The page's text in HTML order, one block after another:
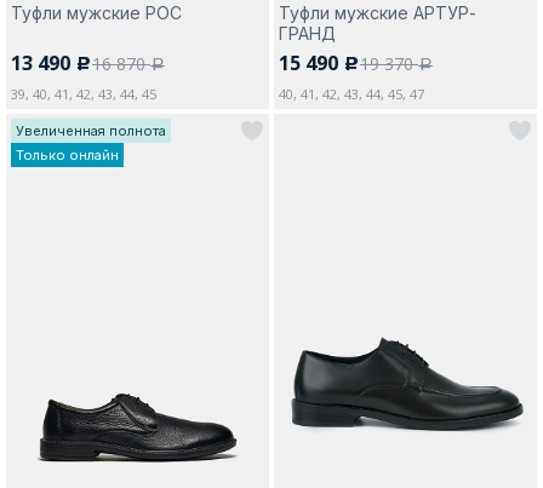
Туфли мужские РОС
13 490 c16 870a
39, 40, 41, 42, 43, 44, 45
Туфли мужские АРТУР-
ГРАНД
15 490 c19 370a
40, 41, 42, 43, 44, 45, 47
Увеличенная полнота
Только онлайн